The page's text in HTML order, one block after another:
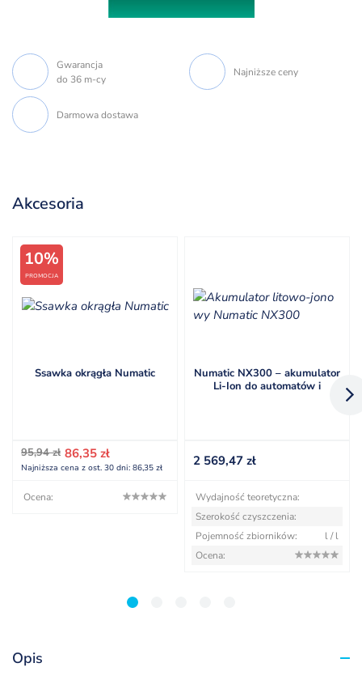
Gwarancja
do 36 m-cy
Najniższe ceny
Darmowa dostawa
Akcesoria
10%
PROMOCJA
Ssawka okrągła Numatic
95,94zł
Pierwotna
cena
95,94 zł.
86,35 zł
Aktualna
cena
86,35 zł.
Najniższa cena z ost. 30 dni: 86,35 zł
Ocena:
Numatic NX300 – akumulator
Li-Ion do automatów i
2 569,47 zł
Wydajność teoretyczna:
Szerokość czyszczenia:
Pojemność zbiorników:
l / l
Ocena:
1
Opis